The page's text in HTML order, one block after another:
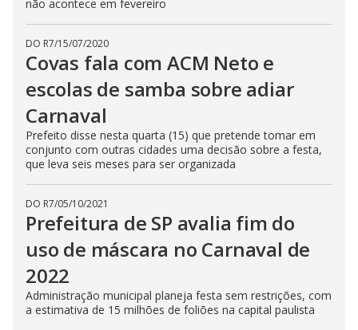
não acontece em fevereiro
DO R7/15/07/2020
Covas fala com ACM Neto e
escolas de samba sobre adiar
Carnaval
Prefeito disse nesta quarta (15) que pretende tomar em
conjunto com outras cidades uma decisão sobre a festa,
que leva seis meses para ser organizada
DO R7/05/10/2021
Prefeitura de SP avalia fim do
uso de máscara no Carnaval de
2022
Administração municipal planeja festa sem restrições, com
a estimativa de 15 milhões de foliões na capital paulista